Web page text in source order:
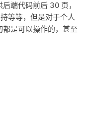
端代码前后 30 页，
等等，但是对于个人
是可以操作的，甚至